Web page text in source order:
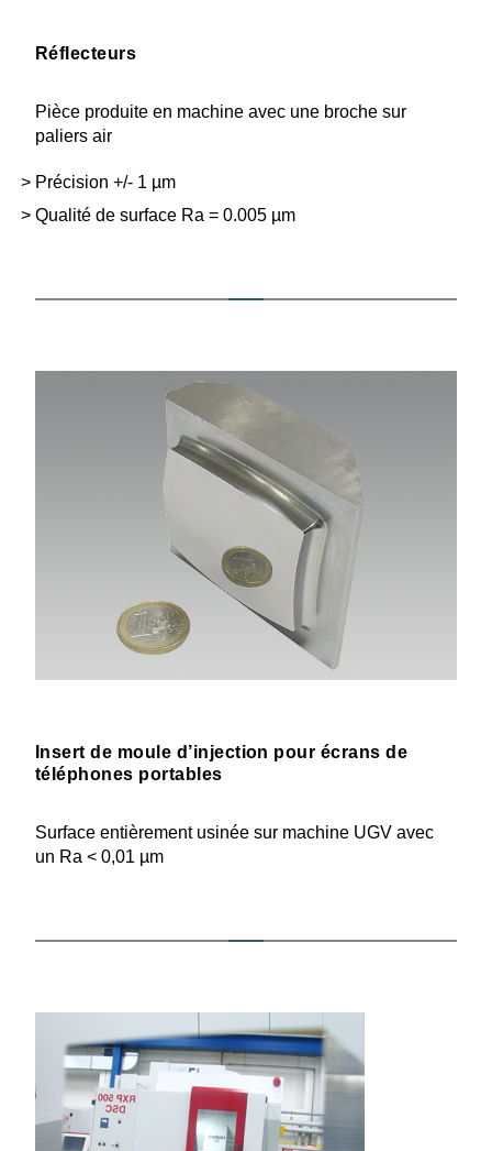
Réflecteurs
Pièce produite en machine avec une broche sur
paliers air
Précision +/- 1 µm
Qualité de surface Ra = 0.005 µm
Insert de moule d’injection pour écrans de
téléphones portables
Surface entiè­rement usinée sur machine UGV avec
un Ra < 0,01 µm